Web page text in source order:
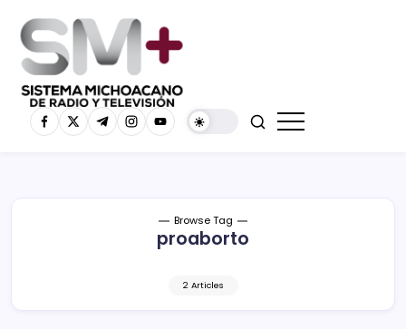
Browse Tag
proaborto
2 Articles